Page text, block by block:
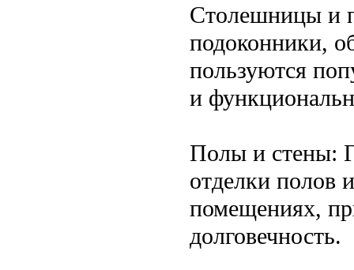
Столешницы и
подоконники,
пользуются
и
Полы и стены:
отделки полов
помещениях,
долговечность.